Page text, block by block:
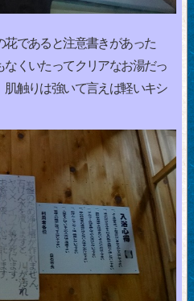
であると注意書きがあった
くいたってクリアなお湯だっ
触りは強いて言えば軽いキシ